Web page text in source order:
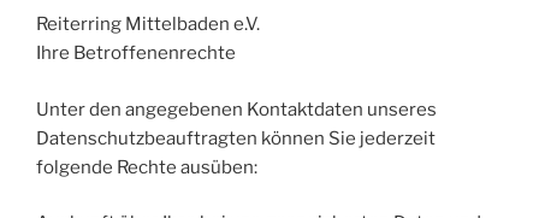
Reiterring Mittelbaden e.V.
Ihre Betroffenenrechte
Unter den angegebenen Kontaktdaten unseres
Datenschutzbeauftragten können Sie jederzeit
folgende Rechte ausüben: